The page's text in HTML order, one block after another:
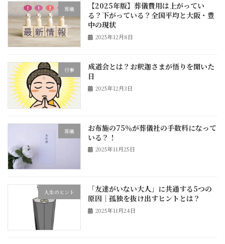
葬儀
【2025年版】葬儀費用は上がってい
る？下がっている？全国平均と大阪・豊
中の現状
2025年12月8日
行事
成道会とは？お釈迦さまが悟りを開いた
日
2025年12月3日
葬儀
お布施の75％が葬儀社の手数料になって
いる？！
2025年11月25日
人生のヒント
「友達がいない大人」に共通する5つの
原因｜孤独を抜け出すヒントとは？
2025年11月24日